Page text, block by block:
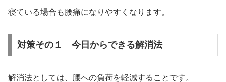
寝ている場合も腰痛になりやすくなります。
対策その１ 今日からできる解消法
解消法としては、腰への負荷を軽減することです。